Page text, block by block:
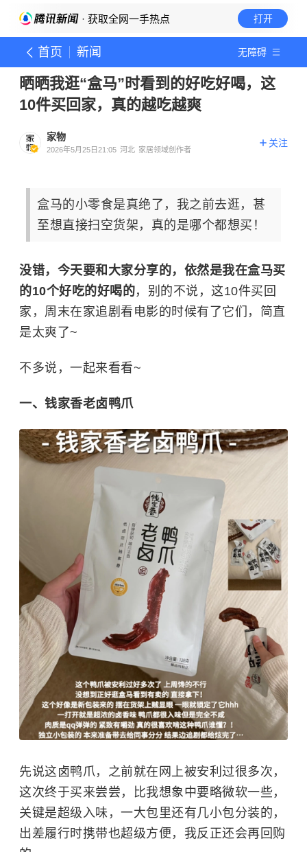
· 获取全网一手热点 打开
首页 新闻 无障碍
晒晒我逛“盒马”时看到的好吃好喝，这
10件买回家，真的越吃越爽
家物
2026年5月25日21:05 河北 家居领域创作者
关注
盒马的小零食是真绝了，我之前去逛，甚
至想直接扫空货架，真的是哪个都想买！
没错，今天要和大家分享的，依然是我在盒马买
的10个好吃的好喝的，别的不说，这10件买回
家，周末在家追剧看电影的时候有了它们，简直
是太爽了~
不多说，一起来看看~
一、钱家香老卤鸭爪
先说这卤鸭爪，之前就在网上被安利过很多次，
这次终于买来尝尝，比我想象中要略微软一些，
关键是超级入味，一大包里还有几小包分装的，
出差履行时携带也超级方便，我反正还会再回购